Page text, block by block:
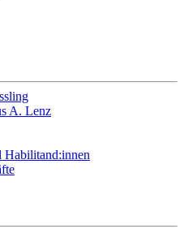
A. Lenz
Habilitand:innen